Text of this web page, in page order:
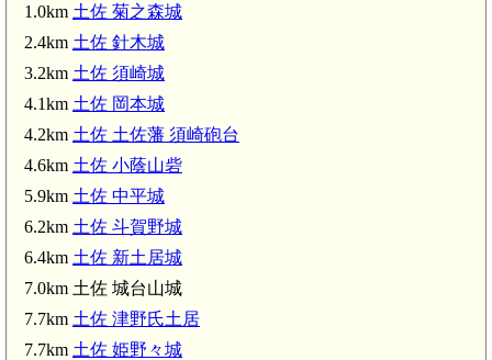
新荘駅(4.5km)
土佐 須崎城(3.2km)
土佐 土佐藩 須崎砲台(4.2km)
1.0km 土佐 菊之森城
2.4km 土佐 針木城
3.2km 土佐 須崎城
4.1km 土佐 岡本城
4.2km 土佐 土佐藩 須崎砲台
4.6km 土佐 小蔭山砦
5.9km 土佐 中平城
6.2km 土佐 斗賀野城
6.4km 土佐 新土居城
7.0km 土佐 城台山城
7.7km 土佐 津野氏土居
7.7km 土佐 姫野々城